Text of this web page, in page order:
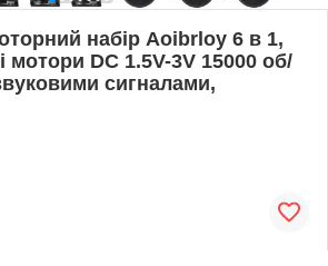
набір Aoibrloy 6 в 1,
мотори DC 1.5V-3V 15000 об/
сигналами,